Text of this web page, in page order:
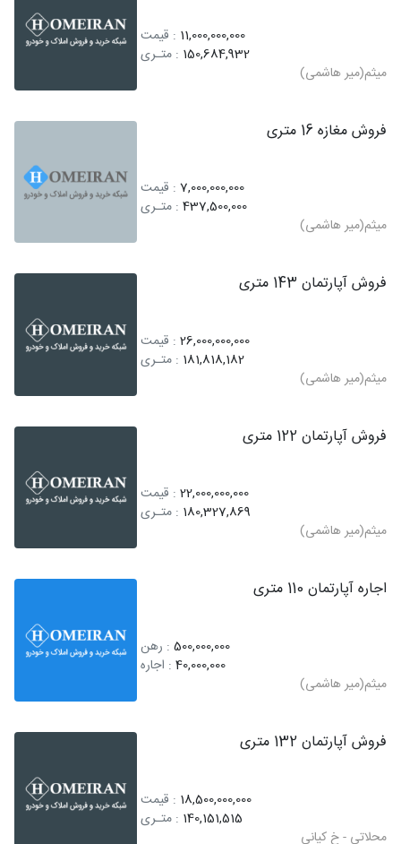
11,000,000,000 : قیمت
150,684,932 : متـری
میثم(میر هاشمی)
فروش مغازه 16 متری
7,000,000,000 : قیمت
437,500,000 : متـری
میثم(میر هاشمی)
فروش آپارتمان 143 متری
26,000,000,000 : قیمت
181,818,182 : متـری
میثم(میر هاشمی)
فروش آپارتمان 122 متری
22,000,000,000 : قیمت
180,327,869 : متـری
میثم(میر هاشمی)
اجاره آپارتمان 110 متری
500,000,000 : رهن
40,000,000 : اجاره
میثم(میر هاشمی)
فروش آپارتمان 132 متری
18,500,000,000 : قیمت
140,151,515 : متـری
محلاتی - خ کیانی